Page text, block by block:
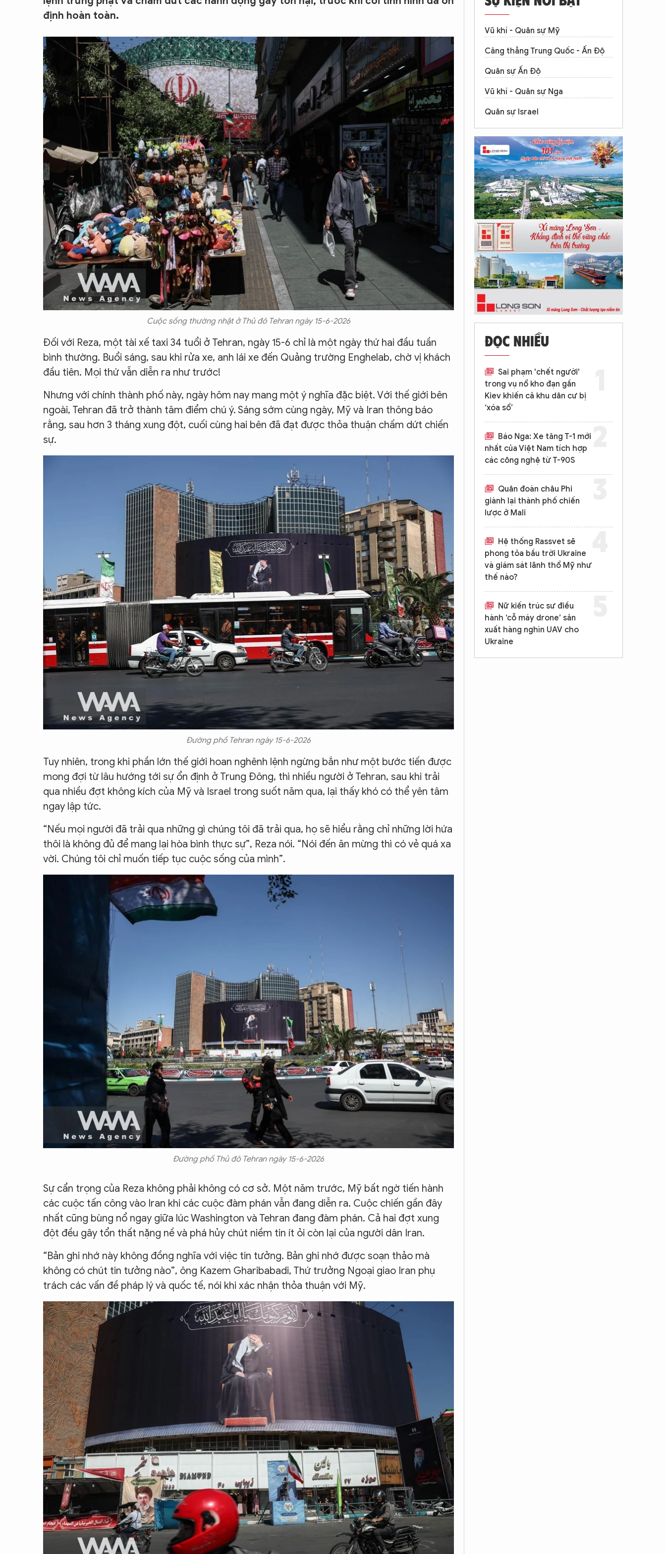
CON ĐƯỜNG KHỞI NGHIỆP
định hoàn toàn.
Cuộc sống thường nhật ở Thủ đô Tehran ngày 15-6-2026
Đối với Reza, một tài xế taxi 34 tuổi ở Tehran, ngày 15-6 chỉ là một ngày thứ hai đầu tuần
bình thường. Buổi sáng, sau khi rửa xe, anh lái xe đến Quảng trường Enghelab, chờ vị khách
đầu tiên. Mọi thứ vẫn diễn ra như trước!
Nhưng với chính thành phố này, ngày hôm nay mang một ý nghĩa đặc biệt. Với thế giới bên
ngoài, Tehran đã trở thành tâm điểm chú ý. Sáng sớm cùng ngày, Mỹ và Iran thông báo
rằng, sau hơn 3 tháng xung đột, cuối cùng hai bên đã đạt được thỏa thuận chấm dứt chiến
sự.
Đường phố Tehran ngày 15-6-2026
Tuy nhiên, trong khi phần lớn thế giới hoan nghênh lệnh ngừng bắn như một bước tiến được
mong đợi từ lâu hướng tới sự ổn định ở Trung Đông, thì nhiều người ở Tehran, sau khi trải
qua nhiều đợt không kích của Mỹ và Israel trong suốt năm qua, lại thấy khó có thể yên tâm
ngay lập tức.
“Nếu mọi người đã trải qua những gì chúng tôi đã trải qua, họ sẽ hiểu rằng chỉ những lời hứa
thôi là không đủ để mang lại hòa bình thực sự”, Reza nói. “Nói đến ăn mừng thì có vẻ quá xa
vời. Chúng tôi chỉ muốn tiếp tục cuộc sống của mình”.
Đường phố Thủ đô Tehran ngày 15-6-2026
Sự cẩn trọng của Reza không phải không có cơ sở. Một năm trước, Mỹ bất ngờ tiến hành
các cuộc tấn công vào Iran khi các cuộc đàm phán vẫn đang diễn ra. Cuộc chiến gần đây
nhất cũng bùng nổ ngay giữa lúc Washington và Tehran đang đàm phán. Cả hai đợt xung
đột đều gây tổn thất nặng nề và phá hủy chút niềm tin ít ỏi còn lại của người dân Iran.
“Bản ghi nhớ này không đồng nghĩa với việc tin tưởng. Bản ghi nhớ được soạn thảo mà
không có chút tin tưởng nào”, ông Kazem Gharibabadi, Thứ trưởng Ngoại giao Iran phụ
trách các vấn đề pháp lý và quốc tế, nói khi xác nhận thỏa thuận với Mỹ.
Vũ khí - Quân sự Mỹ
Căng thẳng Trung Quốc - Ấn Độ
Quân sự Ấn Độ
Vũ khí - Quân sự Nga
Quân sự Israel
ĐỌC NHIỀU
Sai phạm 'chết người'
trong vụ nổ kho đạn gần
Kiev khiến cả khu dân cư bị
‘xóa sổ’
Báo Nga: Xe tăng T-1 mới
nhất của Việt Nam tích hợp
các công nghệ từ T-90S
Quân đoàn châu Phi
giành lại thành phố chiến
lược ở Mali
Hệ thống Rassvet sẽ
phong tỏa bầu trời Ukraine
và giám sát lãnh thổ Mỹ như
thế nào?
Nữ kiến trúc sư điều
hành ‘cỗ máy drone’ sản
xuất hàng nghìn UAV cho
Ukraine